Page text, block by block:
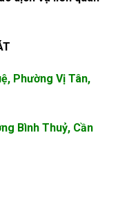
Phường Vị Tân,
Bình Thuỷ, Cần